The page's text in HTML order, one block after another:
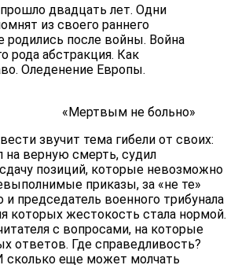
двадцать лет. Одни
из своего раннего
родились после войны. Война
рода абстракция. Как
Оледенение Европы.
«Мертвым не больно»
звучит тема гибели от своих:
на верную смерть, судил
позиций, которые невозможно
приказы, за «не те»
и председатель военного трибунала
которых жестокость стала нормой.
с вопросами, на которые
ответов. Где справедливость?
сколько еще может молчать